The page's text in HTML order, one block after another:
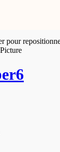
pour